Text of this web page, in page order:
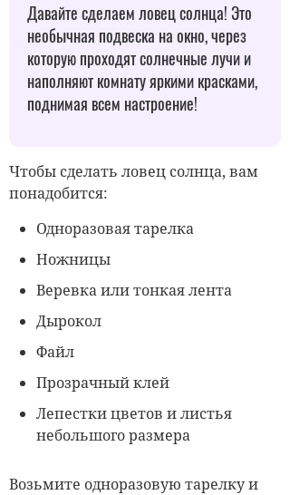
Давайте сделаемловецсолнца! Это
необычная подвеска на окно, через
которую проходят солнечные лучи и
наполняют комнату яркими красками,
поднимая всем настроение!
Чтобы сделать ловец солнца, вам
понадобится:
Одноразовая тарелка
Ножницы
Веревка или тонкая лента
Дырокол
Файл
Прозрачный клей
Лепестки цветов и листья
небольшого размера
Возьмите одноразовую тарелку и